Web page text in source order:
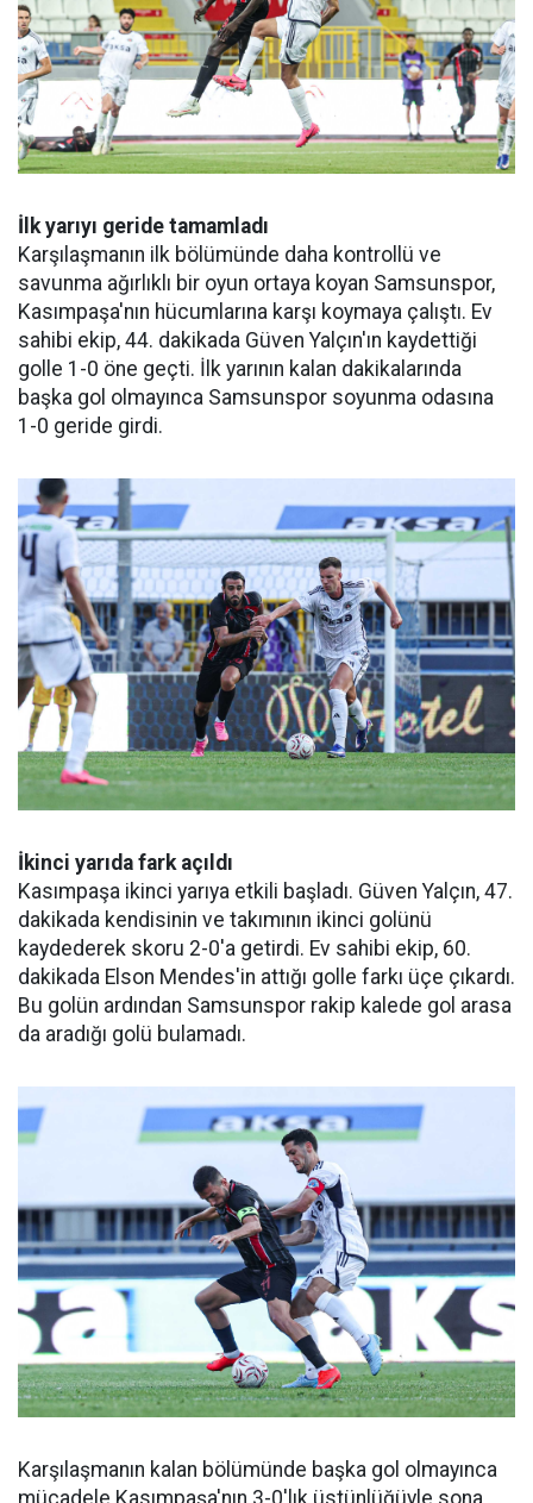
İlk yarıyı geride tamamladı
Karşılaşmanın ilk bölümünde daha kontrollü ve
savunma ağırlıklı bir oyun ortaya koyan Samsunspor,
Kasımpaşa'nın hücumlarına karşı koymaya çalıştı. Ev
sahibi ekip, 44. dakikada Güven Yalçın'ın kaydettiği
golle 1-0 öne geçti. İlk yarının kalan dakikalarında
başka gol olmayınca Samsunspor soyunma odasına
1-0 geride girdi.
İkinci yarıda fark açıldı
Kasımpaşa ikinci yarıya etkili başladı. Güven Yalçın, 47.
dakikada kendisinin ve takımının ikinci golünü
kaydederek skoru 2-0'a getirdi. Ev sahibi ekip, 60.
dakikada Elson Mendes'in attığı golle farkı üçe çıkardı.
Bu golün ardından Samsunspor rakip kalede gol arasa
da aradığı golü bulamadı.
Karşılaşmanın kalan bölümünde başka gol olmayınca